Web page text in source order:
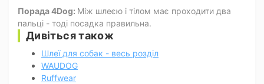
Порада 4Dog: Між шлеєю і тілом має проходити два
пальці - тоді посадка правильна.
Дивіться також
Шлеї для собак - весь розділ
WAUDOG
Ruffwear